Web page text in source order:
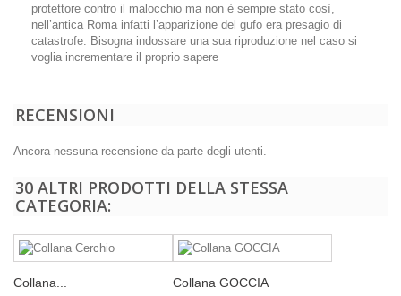
protettore contro il malocchio ma non è sempre stato così,
nell’antica Roma infatti l’apparizione del gufo era presagio di
catastrofe. Bisogna indossare una sua riproduzione nel caso si
voglia incrementare il proprio sapere
RECENSIONI
Ancora nessuna recensione da parte degli utenti.
30 ALTRI PRODOTTI DELLA STESSA
CATEGORIA:
Collana... Collana GOCCIA